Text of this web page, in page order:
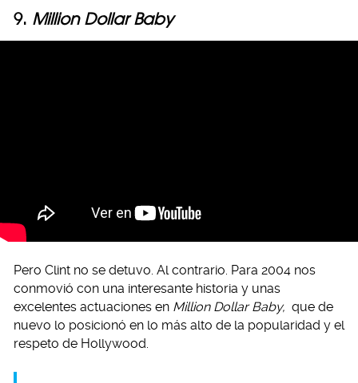
9. Million Dollar Baby
Pero Clint no se detuvo. Al contrario. Para 2004 nos
conmovió con una interesante historia y unas
excelentes actuaciones en Million Dollar Baby, que de
nuevo lo posicionó en lo más alto de la popularidad y el
respeto de Hollywood.